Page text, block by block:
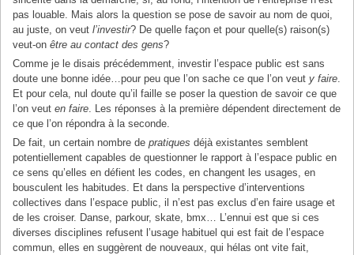
pas louable. Mais alors la question se pose de savoir au nom de quoi,
au juste, on veut l’investir? De quelle façon et pour quelle(s) raison(s)
veut-onêtre au contact des gens?
Comme je le disais précédemment, investir l’espace public est sans
doute une bonne idée…pour peu que l’on sache ce que l’on veuty faire.
Et pour cela, nul doute qu’il faille se poser la question de savoir ce que
l’on veuten faire. Les réponses à la première dépendent directement de
ce que l’on répondra à la seconde.
De fait, un certain nombre depratiques déjà existantes semblent
potentiellement capables de questionner le rapport à l’espace public en
ce sens qu’elles en défient les codes, en changent les usages, en
bousculent les habitudes. Et dans la perspective d’interventions
collectives dans l’espace public, il n’est pas exclus d’en faire usage et
de les croiser. Danse, parkour, skate, bmx… L’ennui est que si ces
diverses disciplines refusent l’usage habituel qui est fait de l’espace
commun, elles en suggèrent de nouveaux, qui hélas ont vite fait,